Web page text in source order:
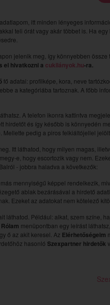
itt minden lényeges
teli órát vagy akár többet is. Ha egy
jelenik meg, így könnyebben
el hivatkozni a cukilányok.hu-ra.
fő adatai: profilképe, kora, neve
a kategóriába tartoznak. A főbb
A telefon ikonra kattintva
és így később is könnyedén
pedig a piros felkiáltójellel
Itt láthatod, hogy milyen magas,
e, hogy escortozik vagy nem.
- jobbra haladva a következők:
mennyiségű képpel rendelkezik,
ablak bezárásával a hirdető
Ezeket az adatokat nem kötelező
láthatod. Például: alkat, szem színe,
Rólam menüpontban egy leírást
ő az akit keresel. Az Elérhetőségeim
hasonló Szexpartner hirdetők